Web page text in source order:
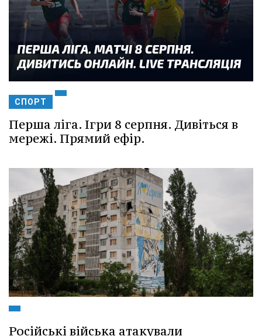
СПОРТ
Перша ліга. Ігри 8 серпня. Дивіться в
мережі. Прямий ефір.
Російські війська атакували